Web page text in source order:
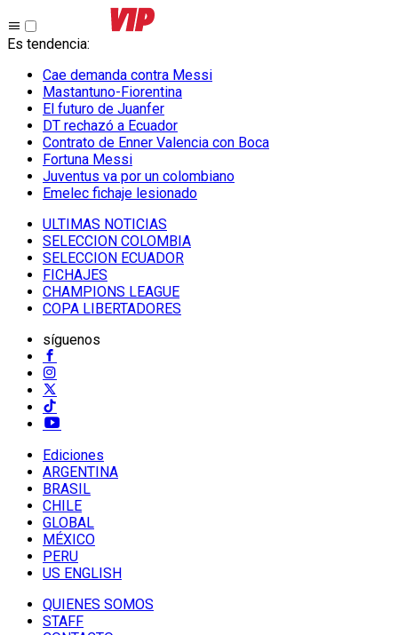
Es tendencia:
Cae demanda contra Messi
Mastantuno-Fiorentina
El futuro de Juanfer
DT rechazó a Ecuador
Contrato de Enner Valencia con Boca
Fortuna Messi
Juventus va por un colombiano
Emelec fichaje lesionado
ULTIMAS NOTICIAS
SELECCION COLOMBIA
SELECCION ECUADOR
FICHAJES
CHAMPIONS LEAGUE
COPA LIBERTADORES
síguenos
Ediciones
ARGENTINA
BRASIL
CHILE
GLOBAL
MÉXICO
PERU
US ENGLISH
QUIENES SOMOS
STAFF